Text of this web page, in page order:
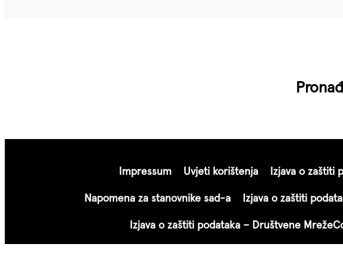
Impressum Uvjeti korištenja
Izjava o zaštiti
Napomena za stanovnike sad-a
Izjava o zaštiti
Izjava o zaštiti podataka – Društvene Mreže